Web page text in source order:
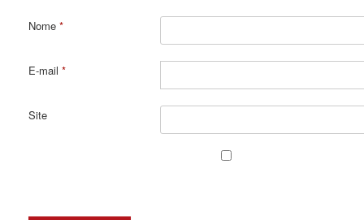
Nome *
E-mail *
Site